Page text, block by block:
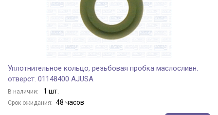
Уплотнительное кольцо, резьбовая пробка маслосливн.
отверст. 01148400 AJUSA
В наличии: 1 шт.
Срок ожидания: 48 часов